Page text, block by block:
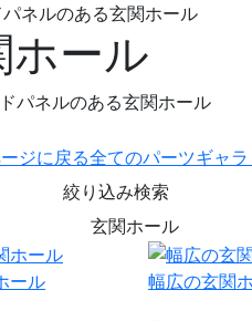
ネルのある玄関ホール
ール
パネルのある玄関ホール
ジに戻る全てのパーツギャ
絞り込み検索
玄関ホール
ール 幅広の玄関